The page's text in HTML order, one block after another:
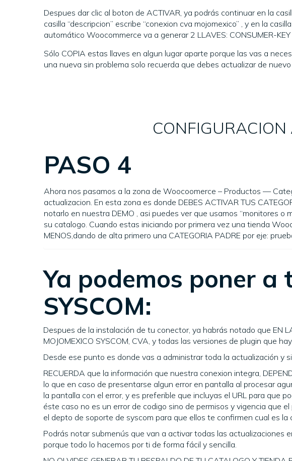
Despues dar clic al boton de ACTIVAR, ya podrás continuar en la
casilla “descripcion” escribe “conexion cva mojomexico” , y en la
automático Woocommerce va a generar 2 LLAVES: CONSUMER-
Sólo COPIA estas llaves en algun lugar aparte porque las vas a
una nueva sin problema solo recuerda que debes actualizar de
PASO 4
Ahora nos pasamos a la zona de Woocoomerce – Productos —
actualizacion. En esta zona es donde DEBES ACTIVAR TUS
notarlo en nuestra DEMO , asi puedes ver que usamos “monitores
su catalogo. Cuando estas iniciando por primera vez una tienda
MENOS,dando de alta primero una CATEGORIA PADRE por eje:
Ya podemos poner
SYSCOM:
Despues de la instalación de tu conector, ya habrás notado que EN
MOJOMEXICO SYSCOM, CVA, y todas las versiones de plugin que
Desde ese punto es donde vas a administrar toda la actualización y
RECUERDA que la información que nuestra conexion integra,
lo que en caso de presentarse algun error en pantalla al procesar
la pantalla con el error, y es preferible que incluyas el URL para que
éste caso no es un error de codigo sino de permisos y vigencia que
el depto de soporte de syscom para que ellos te confirmen cual es
Podrás notar submenús que van a activar todas las actualizaciones
porque todo lo hacemos por ti de forma fácil y sencilla.